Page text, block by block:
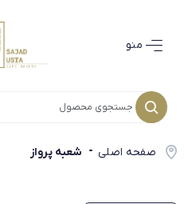
صفحه اصلی شعبه پرواز